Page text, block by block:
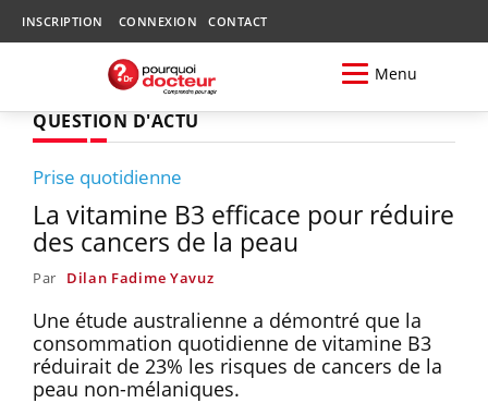
INSCRIPTION CONNEXION CONTACT
Menu
QUESTION D'ACTU
Prise quotidienne
La vitamine B3 efficace pour réduire
des cancers de la peau
Par Dilan Fadime Yavuz
Une étude australienne a démontré que la
consommation quotidienne de vitamine B3
réduirait de 23% les risques de cancers de la
peau non-mélaniques.